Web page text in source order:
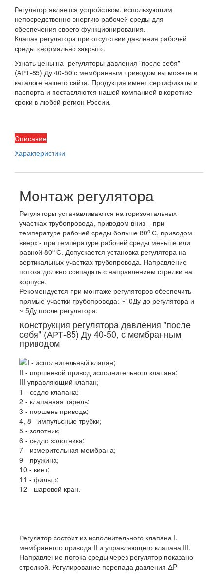
Регулятор является устройством, использующим
непосредственно энергию рабочей среды для
обеспечения своего функционирования.
Клапан регулятора при отсутствии давления рабочей
среды «нормально закрыт».
Узнать цены на регуляторы давления "после себя"
(АРТ-85) Ду 40-50 с мембранным приводом вы можете в
каталоге нашего сайта. Продукция имеет сертификаты и
паспорта и поставляются нашей компанией в короткие
сроки в любой регион России.
Описание
Характеристики
Монтаж регулятора
Регуляторы устанавливаются на горизонтальных
участках трубопровода, приводом вниз – при
температуре рабочей среды больше 80о С, приводом
вверх - при температуре рабочей среды меньше или
равной 80о С. Допускается установка регулятора на
вертикальных участках трубопровода. Направление
потока должно совпадать с направлением стрелки на
корпусе.
Рекомендуется при монтаже регуляторов обеспечить
прямые участки трубопровода: ~10Ду до регулятора и
~ 5Ду после регулятора.
Конструкция регулятора давления "после
себя" (АРТ-85) Ду 40-50, с мембранным
приводом
I - исполнительный клапан;
II - поршневой привод исполнительного клапана;
III управляющий клапан;
1 - седло клапана;
2 - клапанная тарель;
3 - поршень привода;
4, 8 - импульсные трубки;
5 - золотник;
6 - седло золотника;
7 - измерительная мембрана;
9 - пружина;
10 - винт;
11 - фильтр;
12 - шаровой кран.
Регулятор состоит из исполнительного клапана I,
мембранного привода II и управляющего клапана III.
Направление потока среды через регулятор показано
стрелкой. Регулирование перепада давления ΔP